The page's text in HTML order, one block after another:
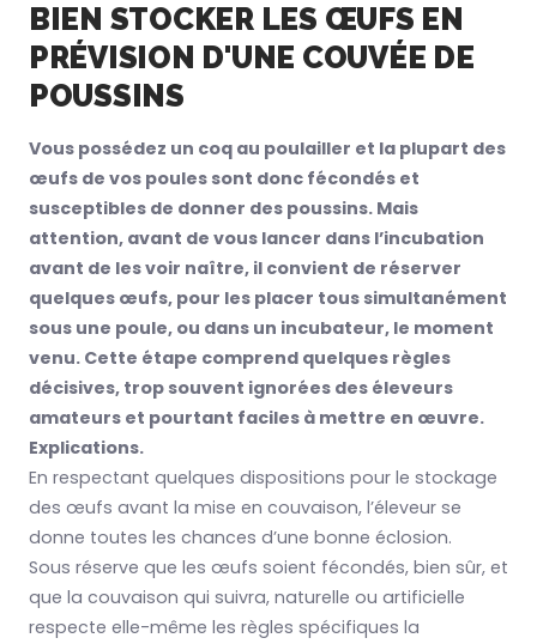
BIEN STOCKER LES ŒUFS EN
PRÉVISION D'UNE COUVÉE DE
POUSSINS
Vous possédez un coq au poulailler et la plupart des
œufs de vos poules sont donc fécondés et
susceptibles de donner des poussins. Mais
attention, avant de vous lancer dans l’incubation
avant de les voir naître, il convient de réserver
quelques œufs, pour les placer tous simultanément
sous une poule, ou dans un incubateur, le moment
venu. Cette étape comprend quelques règles
décisives, trop souvent ignorées des éleveurs
amateurs et pourtant faciles à mettre en œuvre.
Explications.
En respectant quelques dispositions pour le stockage
des œufs avant la mise en couvaison, l’éleveur se
donne toutes les chances d’une bonne éclosion.
Sous réserve que les œufs soient fécondés, bien sûr, et
que la couvaison qui suivra, naturelle ou artificielle
respecte elle-même les règles spécifiques la